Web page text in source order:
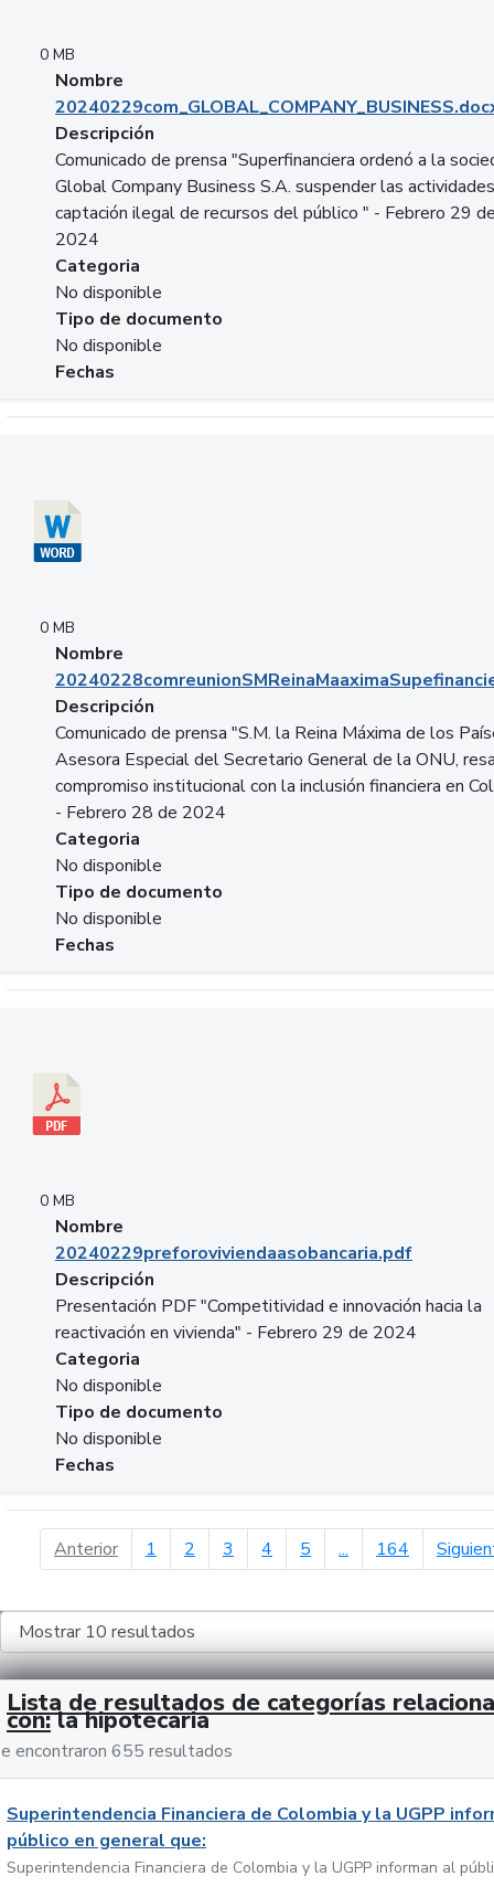
0 MB
Nombre
Descripción
Comunicado de prensa "Superfinanciera ordenó a la
Global Company Business S.A. suspender las
captación ilegal de recursos del público " - Febrero 29
2024
Categoria
No disponible
Tipo de documento
No disponible
Fechas
0 MB
Nombre
Descripción
Comunicado de prensa "S.M. la Reina Máxima de los
Asesora Especial del Secretario General de la ONU,
compromiso institucional con la inclusión financiera en
- Febrero 28 de 2024
Categoria
No disponible
Tipo de documento
No disponible
Fechas
0 MB
Nombre
20240229preforoviviendaasobancaria.pdf
Descripción
Presentación PDF "Competitividad e innovación hacia la
reactivación en vivienda" - Febrero 29 de 2024
Categoria
No disponible
Tipo de documento
No disponible
Fechas
Anteriorpágina anterior
1 2 3 4 5 ... 164
Lista de resultados de categorías
con: la hipotecaria
encontraron 655 resultados
Superintendencia Financiera de Colombia y la UGPP
público en general que:
Superintendencia Financiera de Colombia y la UGPP informan al